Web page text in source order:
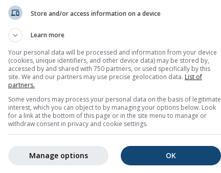
Store and/or access information on a device
Learn more
Your personal data will be processed and information from your device
(cookies, unique identifiers, and other device data) may be stored by,
accessed by and shared with 750 partners, or used specifically by this
site. We and our partners may use precise geolocation data. List of
partners.
Some vendors may process your personal data on the basis of legitimate
interest, which you can object to by managing your options below. Look
for a link at the bottom of this page or in the site menu to manage or
withdraw consent in privacy and cookie settings.
OK
Manage options